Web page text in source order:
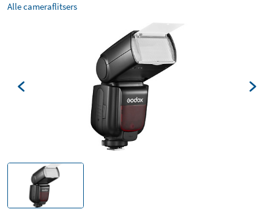
Alle cameraflitsers